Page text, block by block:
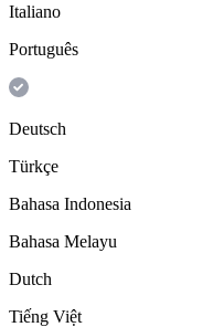
Italiano
Português
Deutsch
Türkçe
Bahasa Indonesia
Bahasa Melayu
Dutch
Tiếng Việt